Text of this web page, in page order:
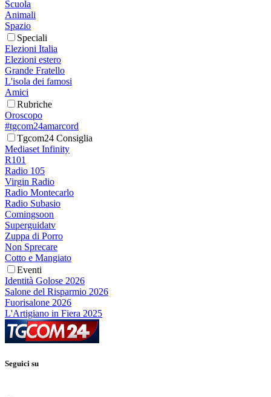
Scuola
Animali
Spazio
Speciali
Elezioni Italia
Elezioni estero
Grande Fratello
L'isola dei famosi
Amici
Rubriche
Oroscopo
#tgcom24amarcord
Tgcom24 Consiglia
Mediaset Infinity
R101
Radio 105
Virgin Radio
Radio Montecarlo
Radio Subasio
Comingsoon
Superguidatv
Zuppa di Porro
Non Sprecare
Cotto e Mangiato
Eventi
Identità Golose 2026
Salone del Risparmio 2026
Fuorisalone 2026
L'Artigiano in Fiera 2025
Seguici su